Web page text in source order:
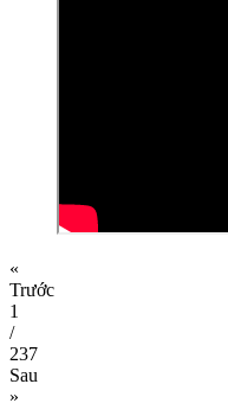
«
Trước
1
/
237
Sau
»